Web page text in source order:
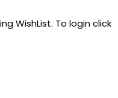
WishList. To login click